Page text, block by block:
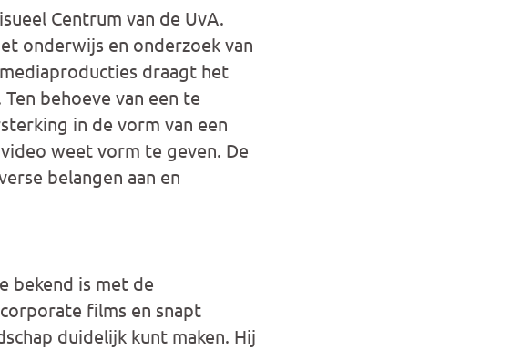
Centrum van de UvA.
onderwijs en onderzoek van
draagt het
behoeve van een te
in de vorm van een
weet vorm te geven. De
belangen aan en
bekend is met de
films en snapt
duidelijk kunt maken. Hij